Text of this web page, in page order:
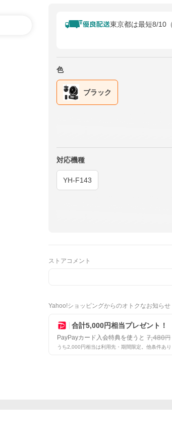
東京都は最短8/10
色
ブラック
対応機種
YH-F143
ストアコメント
Yahoo!ショッピングからのオトクなお知らせ
合計5,000円相当プレゼント！
PayPayカード入会特典を使うと 7,480円
うち2,000円相当は利用先・期間限定。他条件あり